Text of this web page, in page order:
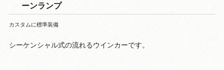
ーンランプ
カスタムに標準装備
シーケンシャル式の流れるウインカーです。